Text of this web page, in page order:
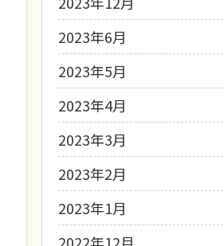
2023年6月
2023年5月
2023年4月
2023年3月
2023年2月
2023年1月